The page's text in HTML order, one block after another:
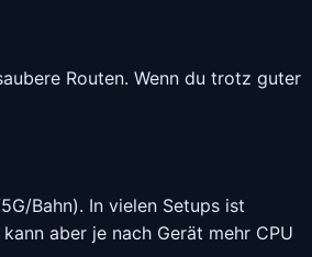
Routen. Wenn du trotz guter
Bahn). In vielen Setups ist
aber je nach Gerät mehr CPU